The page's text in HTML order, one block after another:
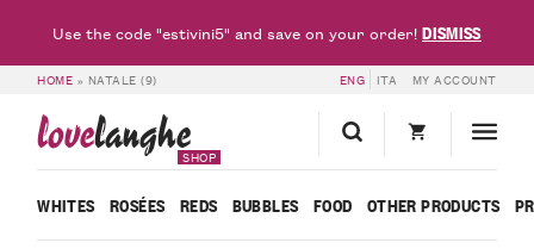
HOME » NATALE (9) ENG ITA MY ACCOUNT
lovelanghe
SHOP
WHITES ROSÉES REDS BUBBLES FOOD OTHER PRODUCTS
Use the code "estivini5" and save on your order!DISMISS